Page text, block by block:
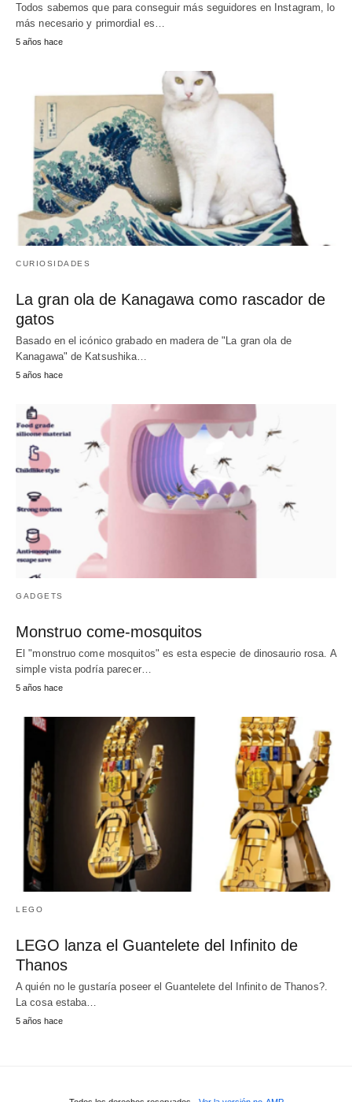
Todos sabemos que para conseguir más seguidores en Instagram, lo
más necesario y primordial es…
5 años hace
CURIOSIDADES
La gran ola de Kanagawa como rascador de
gatos
Basado en el icónico grabado en madera de "La gran ola de
Kanagawa" de Katsushika…
5 años hace
GADGETS
Monstruo come-mosquitos
El "monstruo come mosquitos" es esta especie de dinosaurio rosa. A
simple vista podría parecer…
5 años hace
LEGO
LEGO lanza el Guantelete del Infinito de
Thanos
A quién no le gustaría poseer el Guantelete del Infinito de Thanos?.
La cosa estaba…
5 años hace